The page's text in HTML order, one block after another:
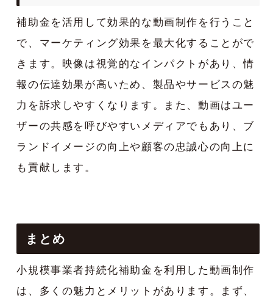
補助金を活用して効果的な動画制作を行うこと
で、マーケティング効果を最大化することがで
きます。映像は視覚的なインパクトがあり、情
報の伝達効果が高いため、製品やサービスの魅
力を訴求しやすくなります。また、動画はユー
ザーの共感を呼びやすいメディアでもあり、ブ
ランドイメージの向上や顧客の忠誠心の向上に
も貢献します。
まとめ
小規模事業者持続化補助金を利用した動画制作
は、多くの魅力とメリットがあります。まず、